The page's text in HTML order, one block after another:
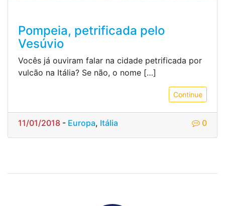
Pompeia, petrificada pelo
Vesúvio
Vocês já ouviram falar na cidade petrificada por
vulcão na Itália? Se não, o nome […]
Continue
11/01/2018 - Europa, Itália 0